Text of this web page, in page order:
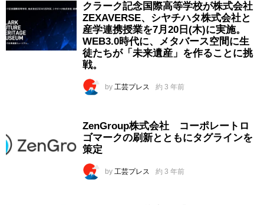
クラーク記念国際高等学校が株式会社
ZEXAVERSE、シヤチハタ株式会社と
産学連携授業を7月20日(木)に実施。
WEB3.0時代に、メタバース空間に生
徒たちが「未来遺産」を作ることに挑
戦。
by 工芸プレス 約 3 年前
ZenGroup株式会社 コーポレートロ
ゴマークの刷新とともにタグラインを
策定
by 工芸プレス 約 3 年前